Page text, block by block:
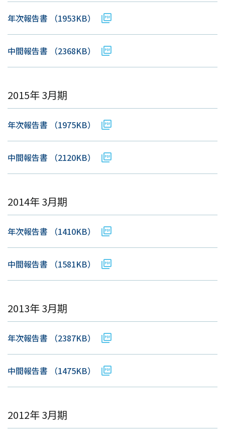
年次報告書 （1953KB）
中間報告書 （2368KB）
2015年 3月期
年次報告書 （1975KB）
中間報告書 （2120KB）
2014年 3月期
年次報告書 （1410KB）
中間報告書 （1581KB）
2013年 3月期
年次報告書 （2387KB）
中間報告書 （1475KB）
2012年 3月期